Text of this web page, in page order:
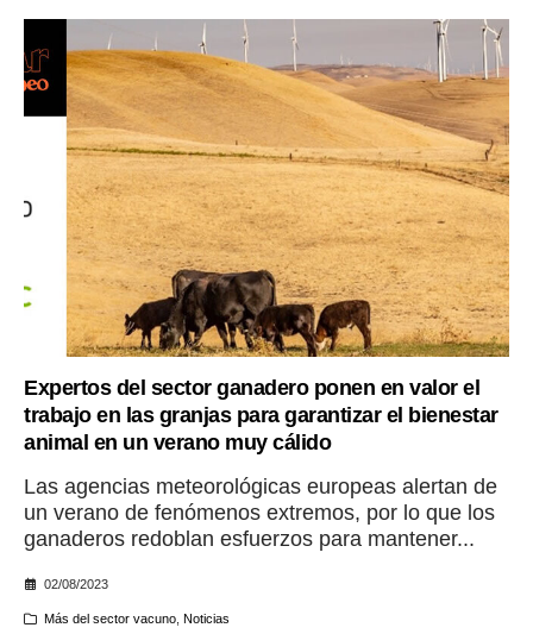
Expertos del sector ganadero ponen en valor el
trabajo en las granjas para garantizar el bienestar
animal en un verano muy cálido
Las agencias meteorológicas europeas alertan de
un verano de fenómenos extremos, por lo que los
ganaderos redoblan esfuerzos para mantener...
02/08/2023
Más del sector vacuno, Noticias